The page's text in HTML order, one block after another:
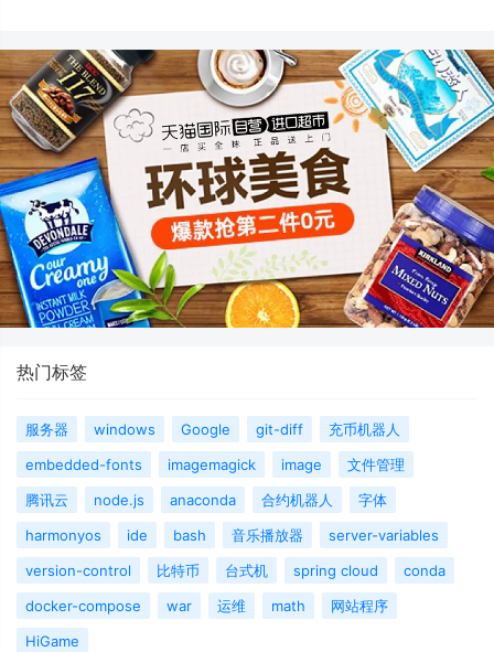
热门标签
服务器 windows Google git-diff
充币机器人
embedded-fonts
imagemagick image
文件管理
腾讯云
node.js anaconda 合约机器人
字体
harmonyos
ide bash 音乐播放器
server-variables
version-control
比特币 台式机 spring cloud
conda
docker-compose
war 运维 math
网站程序
HiGame